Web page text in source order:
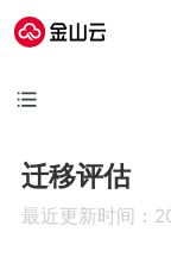
迁移评估
最近更新时间：